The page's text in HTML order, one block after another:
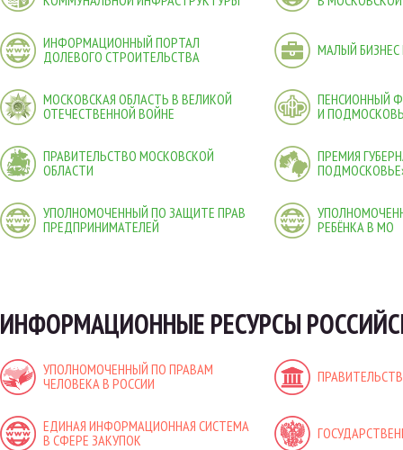
ИНФОРМАЦИОННЫЙ ПОРТАЛ
ДОЛЕВОГО СТРОИТЕЛЬСТВА
МАЛЫЙ
МОСКОВСКАЯ ОБЛАСТЬ В ВЕЛИКОЙ
ОТЕЧЕСТВЕННОЙ ВОЙНЕ
ПЕНСИОННЫЙ
И
ПРАВИТЕЛЬСТВО МОСКОВСКОЙ
ОБЛАСТИ
ПРЕМИЯ
УПОЛНОМОЧЕННЫЙ ПО ЗАЩИТЕ ПРАВ
ПРЕДПРИНИМАТЕЛЕЙ
РЕБЁНКА В МО
ИНФОРМАЦИОННЫЕ РЕСУРСЫ
УПОЛНОМОЧЕННЫЙ ПО ПРАВАМ
ЧЕЛОВЕКА В РОССИИ
ЕДИНАЯ ИНФОРМАЦИОННАЯ СИСТЕМА
В СФЕРЕ ЗАКУПОК